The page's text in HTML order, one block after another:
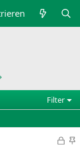
Filter
G A